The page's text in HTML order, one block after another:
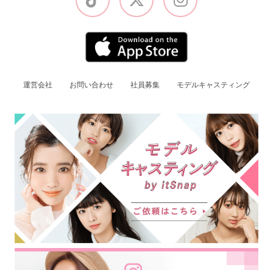
運営会社 お問い合わせ 社員募集 モデルキャスティング